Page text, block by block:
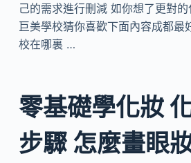
己的需求進行刪減 如你想了更對
巨美學校猜你喜歡下面內容成都最
校在哪裏 …
零基礎學化妝
步驟 怎麼畫眼